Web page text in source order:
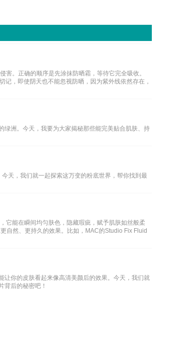
害。正确的顺序是先涂抹防晒霜，等待它完全吸收。
，即使阴天也不能忽视防晒，因为紫外线依然存在，
绿洲。今天，我要为大家揭秘那些能完美贴合肌肤、持
天，我们就一起探索这万变的粉底世界，帮你找到最
它能在瞬间均匀肤色，隐藏瑕疵，赋予肌肤如丝般柔
自然、更持久的效果。比如，MAC的Studio Fix Fluid
让你的皮肤看起来像高清美颜后的效果。今天，我们就
背后的秘密吧！